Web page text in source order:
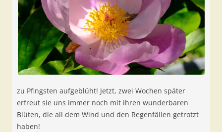
zu Pfingsten aufgeblüht! Jetzt, zwei Wochen später
erfreut sie uns immer noch mit ihren wunderbaren
Blüten, die all dem Wind und den Regenfällen getrotzt
haben!